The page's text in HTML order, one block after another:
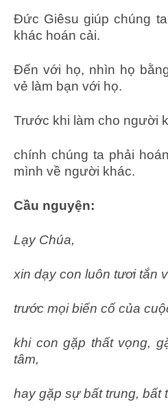
Đức Giêsu giúp chúng
khác hoán cải.
Đến với họ, nhìn họ
vẻ làm bạn với họ.
Trước khi làm cho người
chính chúng ta phải
mình về người khác.
Cầu nguyện:
Lạy Chúa,
xin dạy con luôn tươi tắn
trước mọi biến cố của
khi con gặp thất vọng,
tâm,
hay gặp sự bất trung, bất